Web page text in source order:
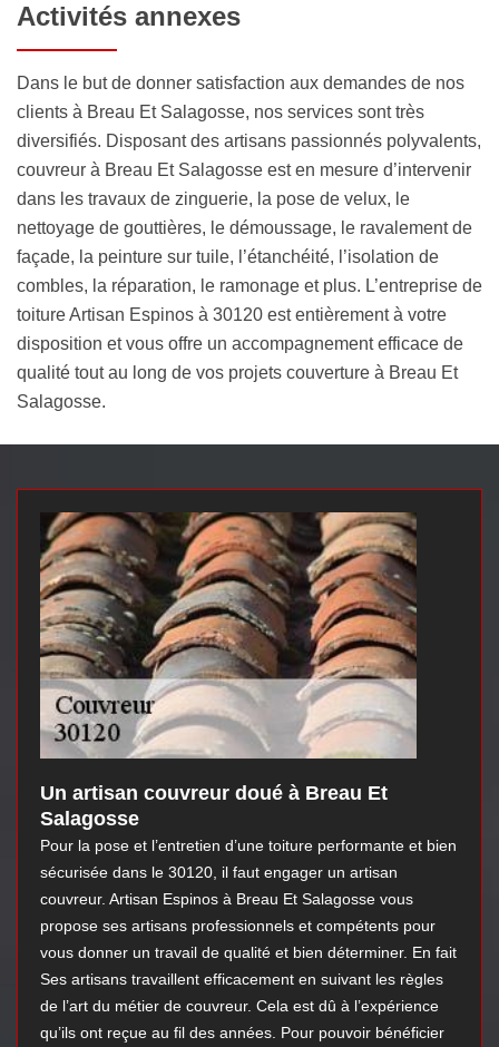
Activités annexes
Dans le but de donner satisfaction aux demandes de nos
clients à Breau Et Salagosse, nos services sont très
diversifiés. Disposant des artisans passionnés polyvalents,
couvreur à Breau Et Salagosse est en mesure d’intervenir
dans les travaux de zinguerie, la pose de velux, le
nettoyage de gouttières, le démoussage, le ravalement de
façade, la peinture sur tuile, l’étanchéité, l’isolation de
combles, la réparation, le ramonage et plus. L’entreprise de
toiture Artisan Espinos à 30120 est entièrement à votre
disposition et vous offre un accompagnement efficace de
qualité tout au long de vos projets couverture à Breau Et
Salagosse.
Un artisan couvreur doué à Breau Et
Salagosse
Pour la pose et l’entretien d’une toiture performante et bien
sécurisée dans le 30120, il faut engager un artisan
couvreur. Artisan Espinos à Breau Et Salagosse vous
propose ses artisans professionnels et compétents pour
vous donner un travail de qualité et bien déterminer. En fait
Ses artisans travaillent efficacement en suivant les règles
de l’art du métier de couvreur. Cela est dû à l’expérience
qu’ils ont reçue au fil des années. Pour pouvoir bénéficier